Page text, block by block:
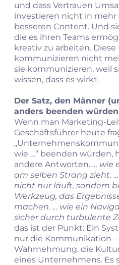
und dass Vertrauen
investieren nicht in mehr
besseren Content. Und
die es ihren Teams
kreativ zu arbeiten.
kommunizieren nicht
sie kommunizieren, weil
wissen, dass es wirkt.
Der Satz, den Männer
anders beenden würden
Wenn man
Geschäftsführer heute
wie …“ beenden würden,
andere Antworten. … wie
am selben Strang zieht.
nicht nur läuft, sondern
Werkzeug, das
machen. … wie ein
sicher durch turbulente
das ist der Punkt: Ein
nur die Kommunikation –
Wahrnehmung, die
eines Unternehmens. Es